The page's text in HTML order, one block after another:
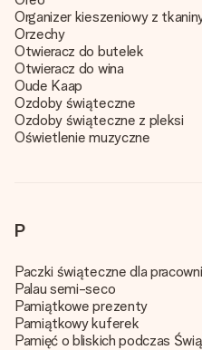
Organizer kieszeniowy z
Orzechy
Otwieracz do butelek
Otwieracz do wina
Oude Kaap
Ozdoby świąteczne
Ozdoby świąteczne z pleksi
Oświetlenie muzyczne
P
Paczki świąteczne dla
Palau semi-seco
Pamiątkowe prezenty
Pamiątkowy kuferek
Pamięć o bliskich podczas